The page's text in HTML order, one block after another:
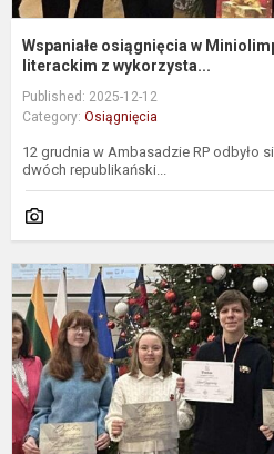
Wspaniałe osiągnięcia w
literackim z wykorzysta...
Published: 2025-12-12
Category: Osiągnięcia
12 grudnia w Ambasadzie RP odbyło
dwóch republikański...